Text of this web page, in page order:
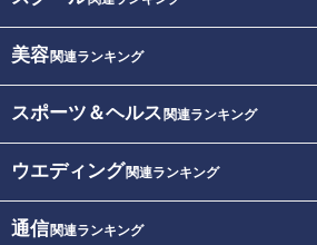
美容関連ランキング
スポーツ＆ヘルス 関連ランキング
ウエディング関連ランキング
通信関連ランキング